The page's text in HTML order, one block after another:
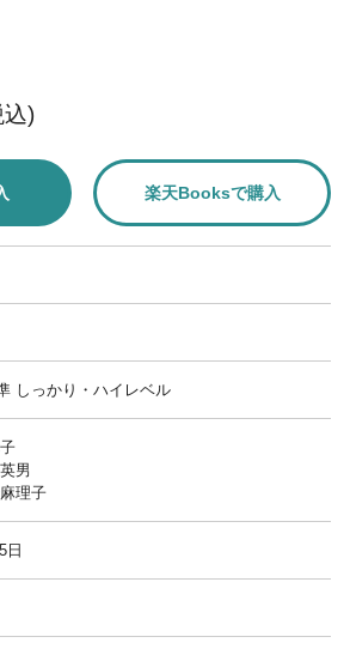
込)
楽天Booksで購入
しっかり・ハイレベル
男
理子
日